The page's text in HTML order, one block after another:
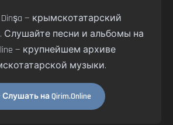
Dinşa — крымскотатарский
Слушайте песни и альбомы на
— крупнейшем архиве
музыки.
на Qirim.Online